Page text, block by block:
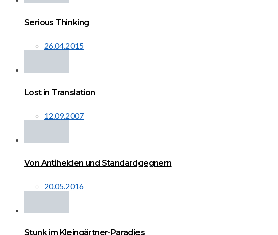
Serious Thinking
26.04.2015
Lost in Translation
12.09.2007
Von Antihelden und Standardgegnern
20.05.2016
Stunk im Kleingärtner-Paradies